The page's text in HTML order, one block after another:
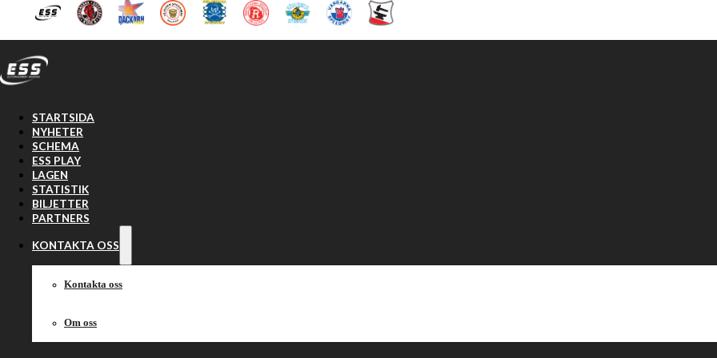
Hoppa till huvudinnehåll Hoppa till sidfot
STARTSIDA
NYHETER
SCHEMA
ESS PLAY
LAGEN
STATISTIK
BILJETTER
PARTNERS
KONTAKTA OSS
Kontakta oss
Om oss